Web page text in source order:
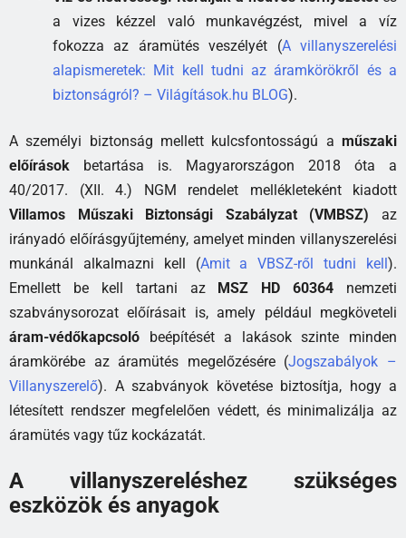
a vizes kézzel való munkavégzést, mivel a víz
fokozza az áramütés veszélyét (A villanyszerelési
alapismeretek: Mit kell tudni az áramkörökről és a
biztonságról? – Világítások.hu BLOG).
A személyi biztonság mellett kulcsfontosságú a műszaki
előírások betartása is. Magyarországon 2018 óta a
40/2017. (XII. 4.) NGM rendelet mellékleteként kiadott
Villamos Műszaki Biztonsági Szabályzat (VMBSZ) az
irányadó előírásgyűjtemény, amelyet minden villanyszerelési
munkánál alkalmazni kell (Amit a VBSZ-ről tudni kell).
Emellett be kell tartani az MSZ HD 60364 nemzeti
szabványsorozat előírásait is, amely például megköveteli
áram-védőkapcsoló beépítését a lakások szinte minden
áramkörébe az áramütés megelőzésére (Jogszabályok –
Villanyszerelő). A szabványok követése biztosítja, hogy a
létesített rendszer megfelelően védett, és minimalizálja az
áramütés vagy tűz kockázatát.
A villanyszereléshez szükséges
eszközök és anyagok